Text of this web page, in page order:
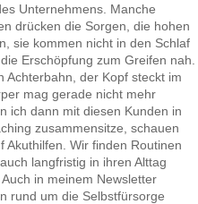
Unternehmens. Manche
drücken die Sorgen, die hohen
sie kommen nicht in den Schlaf
Erschöpfung zum Greifen nah.
Achterbahn, der Kopf steckt im
mag gerade nicht mehr
ich dann mit diesen Kunden in
zusammensitze, schauen
Akuthilfen. Wir finden Routinen
langfristig in ihren Alttag
in meinem Newsletter
rund um die Selbstfürsorge